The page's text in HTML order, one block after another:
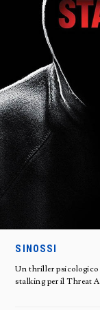
SINOSSI
Un thriller psicologico
stalking per il Threat